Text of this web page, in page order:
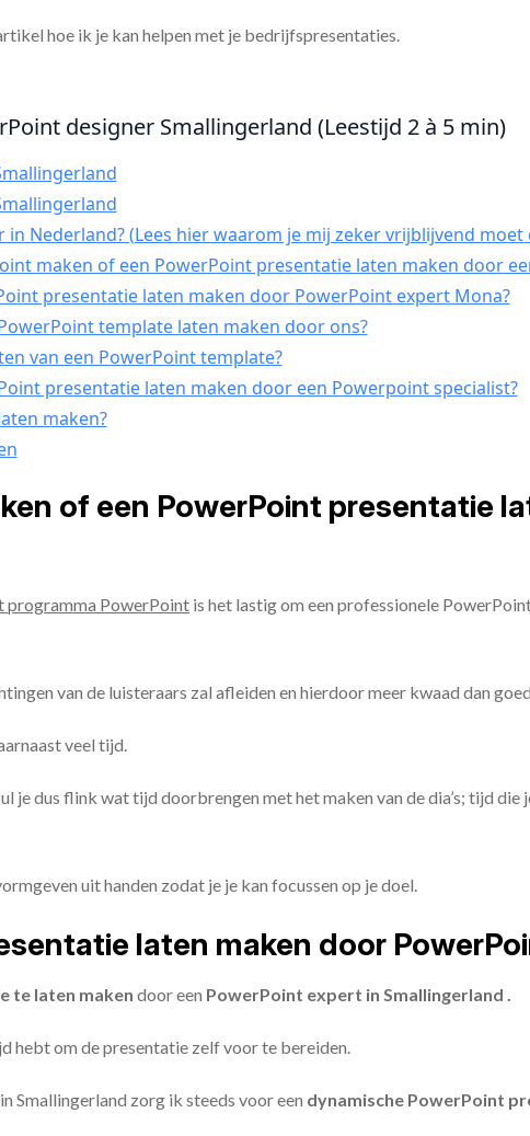
hoe ik je kan helpen met je bedrijfspresentaties.
designer Smallingerland (Leestijd 2 à 5 min)
in Nederland? (Lees hier waarom je mij zeker vrijblijvend moet
maken of een PowerPoint presentatie laten maken door
presentatie laten maken door PowerPoint expert Mona?
template laten maken door ons?
van een PowerPoint template?
presentatie laten maken door een Powerpoint specialist?
maken?
of een PowerPoint presentatie
PowerPoint is het lastig om een professionele
van de luisteraars zal afleiden en hierdoor meer kwaad dan
veel tijd.
je dus flink wat tijd doorbrengen met het maken van de dia’s; tijd
uit handen zodat je je kan focussen op je doel.
laten maken door
te laten maken door een PowerPoint expert in Smallingerland .
hebt om de presentatie zelf voor te bereiden.
in Smallingerland zorg ik steeds voor een dynamische PowerPoint